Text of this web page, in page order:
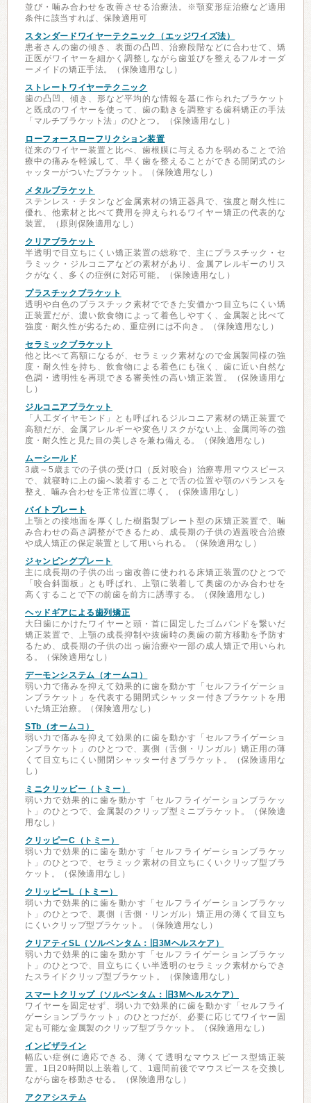
並び・噛み合わせを改善させる治療法。※顎変形症治療など適用
条件に該当すれば、保険適用可
スタンダードワイヤーテクニック（エッジワイズ法）
患者さんの歯の傾き、表面の凸凹、治療段階などに合わせて、矯
正医がワイヤーを細かく調整しながら歯並びを整えるフルオーダ
ーメイドの矯正手法。（保険適用なし）
ストレートワイヤーテクニック
歯の凸凹、傾き、形など平均的な情報を基に作られたブラケット
と既成のワイヤーを使って、歯の動きを調整する歯科矯正の手法
「マルチブラケット法」のひとつ。（保険適用なし）
ローフォースローフリクション装置
従来のワイヤー装置と比べ、歯根膜に与える力を弱めることで治
療中の痛みを軽減して、早く歯を整えることができる開閉式のシ
ャッターがついたブラケット。（保険適用なし）
メタルブラケット
ステンレス・チタンなど金属素材の矯正器具で、強度と耐久性に
優れ、他素材と比べて費用を抑えられるワイヤー矯正の代表的な
装置。（原則保険適用なし）
クリアブラケット
半透明で目立ちにくい矯正装置の総称で、主にプラスチック・セ
ラミック・ジルコニアなどの素材があり、金属アレルギーのリス
クがなく、多くの症例に対応可能。（保険適用なし）
プラスチックブラケット
透明や白色のプラスチック素材でできた安価かつ目立ちにくい矯
正装置だが、濃い飲食物によって着色しやすく、金属製と比べて
強度・耐久性が劣るため、重症例には不向き。（保険適用なし）
セラミックブラケット
他と比べて高額になるが、セラミック素材なので金属製同様の強
度・耐久性を持ち、飲食物による着色にも強く、歯に近い自然な
色調・透明性を再現できる審美性の高い矯正装置。（保険適用な
し）
ジルコニアブラケット
「人工ダイヤモンド」とも呼ばれるジルコニア素材の矯正装置で
高額だが、金属アレルギーや変色リスクがない上、金属同等の強
度・耐久性と見た目の美しさを兼ね備える。（保険適用なし）
ムーシールド
3歳～5歳までの子供の受け口（反対咬合）治療専用マウスピース
で、就寝時に上の歯へ装着することで舌の位置や顎のバランスを
整え、噛み合わせを正常位置に導く。（保険適用なし）
バイトプレート
上顎との接地面を厚くした樹脂製プレート型の床矯正装置で、噛
み合わせの高さ調整ができるため、成長期の子供の過蓋咬合治療
や成人矯正の保定装置として用いられる。（保険適用なし）
ジャンピングプレート
主に成長期の子供の出っ歯改善に使われる床矯正装置のひとつで
「咬合斜面板」とも呼ばれ、上顎に装着して奥歯のかみ合わせを
高くすることで下の前歯を前方に誘導する。（保険適用なし）
ヘッドギアによる歯列矯正
大臼歯にかけたワイヤーと頭・首に固定したゴムバンドを繋いだ
矯正装置で、上顎の成長抑制や抜歯時の奥歯の前方移動を予防す
るため、成長期の子供の出っ歯治療や一部の成人矯正で用いられ
る。（保険適用なし）
デーモンシステム（オームコ）
弱い力で痛みを抑えて効果的に歯を動かす「セルフライゲーショ
ンブラケット」を代表する開閉式シャッター付きブラケットを用
いた矯正治療。（保険適用なし）
STb（オームコ）
弱い力で痛みを抑えて効果的に歯を動かす「セルフライゲーショ
ンブラケット」のひとつで、裏側（舌側・リンガル）矯正用の薄
くて目立ちにくい開閉シャッター付きブラケット。（保険適用な
し）
ミニクリッピー（トミー）
弱い力で効果的に歯を動かす「セルフライゲーションブラケッ
ト」のひとつで、金属製のクリップ型ミニブラケット。（保険適
用なし）
クリッピーC（トミー）
弱い力で効果的に歯を動かす「セルフライゲーションブラケッ
ト」のひとつで、セラミック素材の目立ちにくいクリップ型ブラ
ケット。（保険適用なし）
クリッピーL（トミー）
弱い力で効果的に歯を動かす「セルフライゲーションブラケッ
ト」のひとつで、裏側（舌側・リンガル）矯正用の薄くて目立ち
にくいクリップ型ブラケット。（保険適用なし）
クリアティSL（ソルベンタム：旧3Mヘルスケア）
弱い力で効果的に歯を動かす「セルフライゲーションブラケッ
ト」のひとつで、目立ちにくい半透明のセラミック素材からでき
たスライドクリップ型ブラケット。（保険適用なし）
スマートクリップ（ソルベンタム：旧3Mヘルスケア）
ワイヤーを固定せず、弱い力で効果的に歯を動かす「セルフライ
ゲーションブラケット」のひとつだが、必要に応じてワイヤー固
定も可能な金属製のクリップ型ブラケット。（保険適用なし）
インビザライン
幅広い症例に適応できる、薄くて透明なマウスピース型矯正装
置。1日20時間以上装着して、1週間前後でマウスピースを交換し
ながら歯を移動させる。（保険適用なし）
アクアシステム